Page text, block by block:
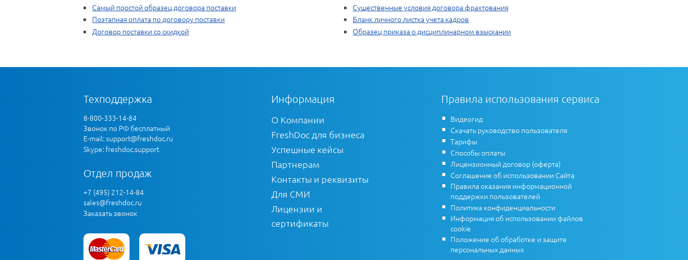
Самый простой образец договора поставки
Поэтапная оплата по договору поставки
Договор поставки со скидкой
Существенные условия договора фрахтования
Бланк личного листка учета кадров
Образец приказа о дисциплинарном взыскании
Техподдержка
8-800-333-14-84
Звонок по РФ бесплатный
E-mail:support@freshdoc.ru
Skype: freshdoc.support
Отдел продаж
+7 (495) 212-14-84
sales@freshdoc.ru
Заказать звонок
Информация
О Компании
FreshDoc для бизнеса
Успешные кейсы
Партнерам
Контакты и реквизиты
Для СМИ
Лицензии и
сертификаты
Правила использования сервиса
Видеогид
Скачать руководство пользователя
Тарифы
Способы оплаты
Лицензионный договор (оферта)
Соглашение об использовании Сайта
Правила оказания информационной
поддержки пользователей
Политика конфиденциальности
Информация об использовании файлов
cookie
Положение об обработке и защите
персональных данных